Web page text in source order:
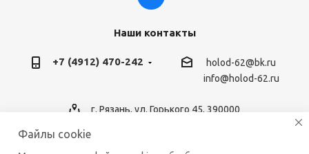
Наши контакты
+7 (4912) 470-242
holod-62@bk.ru
info@holod-62.ru
г. Рязань, ул. Горького 45, 390000
Файлы cookie